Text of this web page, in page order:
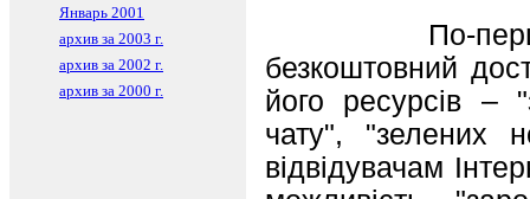
Январь 2001
архив за 2003 г.
архив за 2002 г.
архив за 2000 г.
По-перше,
безкоштовний
його ресурсiв –
чату", "зелених
вiдвiдувачам